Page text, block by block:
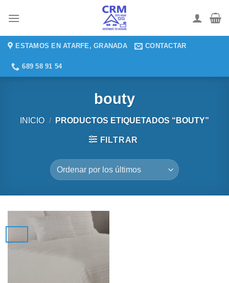
ESTAMOS EN ATARFE, GRANADA CONTACTAR
689 58 91 54
bouty
INICIO / PRODUCTOS ETIQUETADOS “BOUTY”
FILTRAR